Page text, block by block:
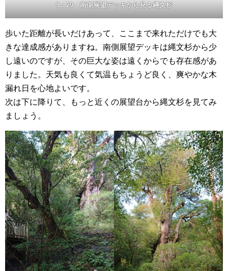
9：20 南側展望デッキから見る縄文杉
歩いた距離が長いだけあって、ここまで来れただけでも大
きな達成感がありますね。南側展望デッキは縄文杉から少
し遠いのですが、その巨大な姿は遠くからでも存在感があ
りました。天気も良くて気温もちょうど良く、爽やかな木
漏れ日を心地よいです。
次は下に降りて、もっと近くの展望台から縄文杉を見てみ
ましょう。